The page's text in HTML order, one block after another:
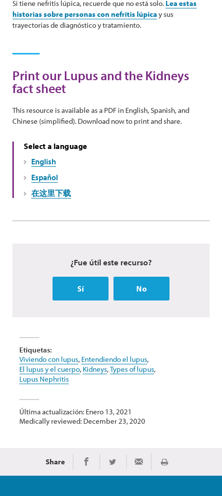
Si tiene nefritis lúpica, recuerde que no está solo. Lea estas
historias sobre personas con nefritis lúpica y sus
trayectorias de diagnóstico y tratamiento.
Print our Lupus and the Kidneys
fact sheet
This resource is available as a PDF in English, Spanish, and
Chinese (simplified). Download now to print and share.
Select a language
English
Español
在这里下载
¿Fue útil este recurso?
Sí No
Etiquetas:
Viviendo con lupus, Entendiendo el lupus,
El lupus y el cuerpo, Kidneys,Types of lupus,
Lupus Nephritis
Última actualización: Enero 13, 2021
Medically reviewed: December 23, 2020
Share Share on Facebook
Share on TwitterShare via EmailImprimir